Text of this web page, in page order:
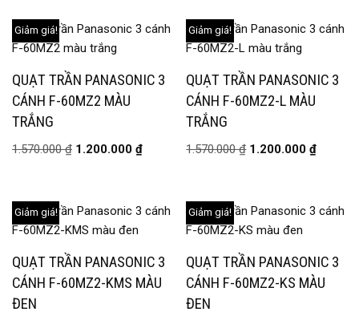
Giảm giá!
QUẠT TRẦN PANASONIC 3
CÁNH F-60MZ2 MÀU
TRẮNG
1.570.000₫ 1.200.000 ₫
Giảm giá!
QUẠT TRẦN PANASONIC 3
CÁNH F-60MZ2-L MÀU
TRẮNG
1.570.000₫ 1.200.000₫
Giảm giá!
QUẠT TRẦN PANASONIC 3
CÁNH F-60MZ2-KMS MÀU
ĐEN
Giảm giá!
QUẠT TRẦN PANASONIC 3
CÁNH F-60MZ2-KS MÀU
ĐEN